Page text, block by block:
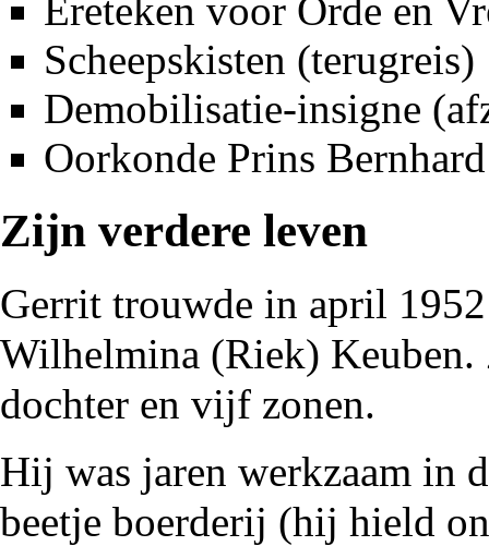
Ereteken voor Orde en
Scheepskisten (terugreis)
Demobilisatie-insigne
Oorkonde Prins Bernhard
Zijn verdere leven
Gerrit trouwde in april 1952
Wilhelmina (Riek) Keuben.
dochter en vijf zonen.
Hij was jaren werkzaam in
beetje boerderij (hij hield